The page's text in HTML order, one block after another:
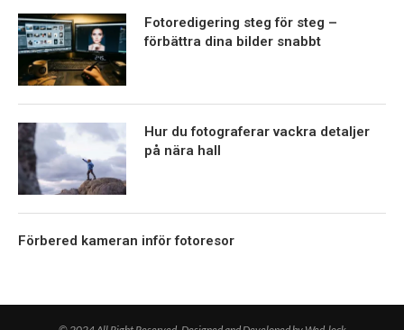
Fotoredigering steg för steg –
förbättra dina bilder snabbt
Hur du fotograferar vackra detaljer
på nära hall
Förbered kameran inför fotoresor